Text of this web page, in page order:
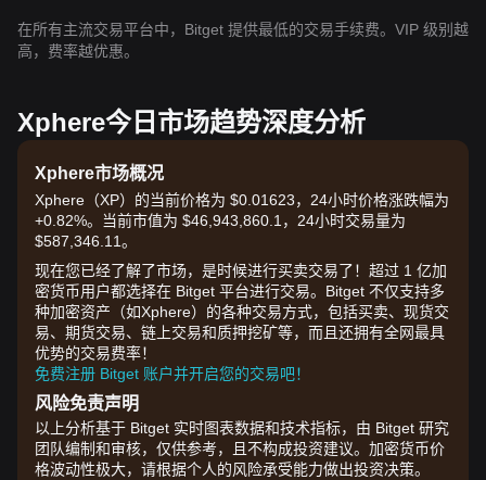
在所有主流交易平台中，Bitget 提供最低的交易手续费。VIP 级别越
高，费率越优惠。
Xphere今日市场趋势深度分析
Xphere市场概况
Xphere（XP）的当前价格为 $0.01623，24小时价格涨跌幅为
+0.82%。当前市值为 $46,943,860.1，24小时交易量为
$587,346.11。
现在您已经了解了市场，是时候进行买卖交易了！超过 1 亿加
密货币用户都选择在 Bitget 平台进行交易。Bitget 不仅支持多
种加密资产（如Xphere）的各种交易方式，包括买卖、现货交
易、期货交易、链上交易和质押挖矿等，而且还拥有全网最具
优势的交易费率！
免费注册 Bitget 账户并开启您的交易吧！
风险免责声明
以上分析基于 Bitget 实时图表数据和技术指标，由 Bitget 研究
团队编制和审核，仅供参考，且不构成投资建议。加密货币价
格波动性极大，请根据个人的风险承受能力做出投资决策。